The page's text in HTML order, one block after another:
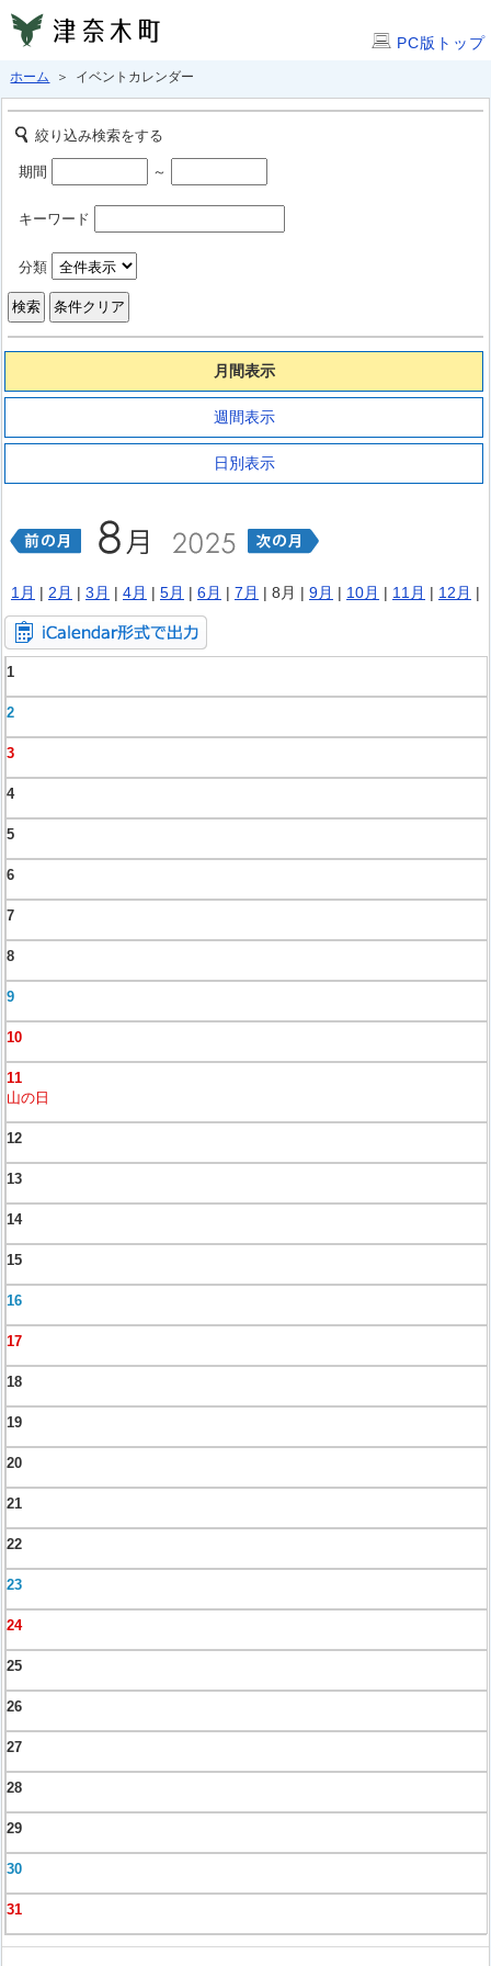
PC版トップ
ホーム ＞ イベントカレンダー
絞り込み検索をする
期間 ～
キーワード
分類
月間表示
週間表示
日別表示
1月 | 2月 | 3月 | 4月 | 5月 | 6月 | 7月 | 8月 | 9月 | 10月 | 11月 | 12月 |
1
2
3
4
5
6
7
8
9
10
11
山の日
12
13
14
15
16
17
18
19
20
21
22
23
24
25
26
27
28
29
30
31